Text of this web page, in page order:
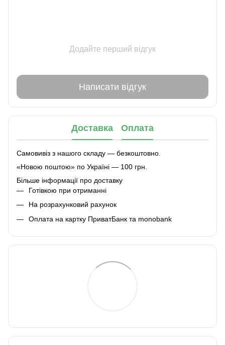
Додайте перший відгук
Написати відгук
Доставка Оплата
Самовивіз з нашого складу — безкоштовно.
«Новою поштою» по Україні — 100 грн.
Більше інформації про доставку
Готівкою при отриманні
На розрахунковий рахунок
Оплата на картку ПриватБанк та monobank